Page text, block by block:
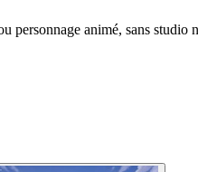
personnage animé, sans studio